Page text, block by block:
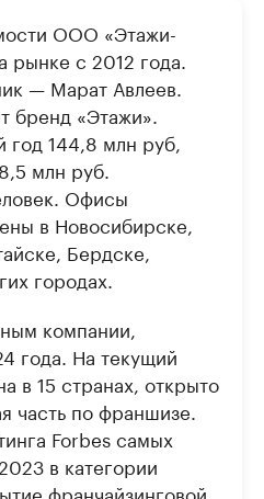
ООО «Этажи-
рынке с 2012 года.
— Марат Авлеев.
бренд «Этажи».
144,8 млн руб,
млн руб.
Офисы
в Новосибирске,
Бердске,
городах.
компании,
года. На текущий
в 15 странах, открыто
часть по франшизе.
Forbes самых
в категории
франчайзинговой